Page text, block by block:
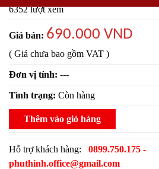
6352 lượt xem
Giá bán: 690.000 VND
( Giá chưa bao gồm VAT )
Đơn vị tính: ---
Tình trạng: Còn hàng
Thêm vào giỏ hàng
Hỗ trợ khách hàng: 0899.750.175 -
phuthinh.office@gmail.com